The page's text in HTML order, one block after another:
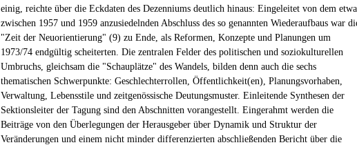
einig, reichte über die Eckdaten des Dezenniums deutlich hinaus: Eingeleitet von dem etwa
zwischen 1957 und 1959 anzusiedelnden Abschluss des so genannten Wiederaufbaus war
"Zeit der Neuorientierung" (9) zu Ende, als Reformen, Konzepte und Planungen um
1973/74 endgültig scheiterten. Die zentralen Felder des politischen und soziokulturellen
Umbruchs, gleichsam die "Schauplätze" des Wandels, bilden denn auch die sechs
thematischen Schwerpunkte: Geschlechterrollen, Öffentlichkeit(en), Planungsvorhaben,
Verwaltung, Lebensstile und zeitgenössische Deutungsmuster. Einleitende Synthesen der
Sektionsleiter der Tagung sind den Abschnitten vorangestellt. Eingerahmt werden die
Beiträge von den Überlegungen der Herausgeber über Dynamik und Struktur der
Veränderungen und einem nicht minder differenzierten abschließenden Bericht über die